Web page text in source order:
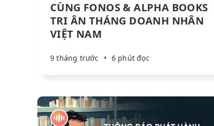
CÙNG FONOS & ALPHA BOOKS
TRI ÂN THÁNG DOANH NHÂN
VIỆT NAM
9 tháng trước • 6 phút đọc